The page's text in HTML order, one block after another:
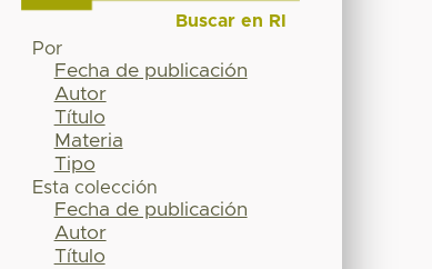
Buscar en RI
Por
Fecha de publicación
Autor
Título
Materia
Tipo
Esta colección
Fecha de publicación
Autor
Título